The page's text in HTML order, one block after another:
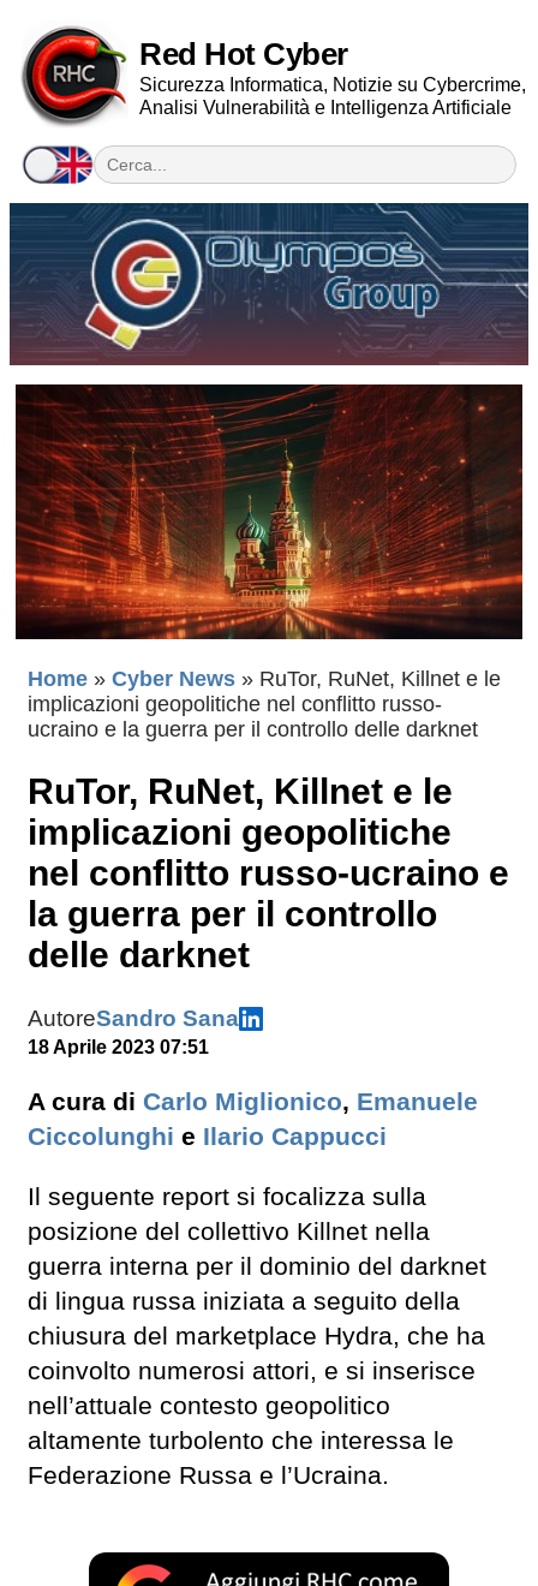
Red Hot Cyber
Sicurezza Informatica, Notizie su Cybercrime,
Analisi Vulnerabilità e Intelligenza Artificiale
Home » Cyber News » RuTor, RuNet, Killnet e le
implicazioni geopolitiche nel conflitto russo-
ucraino e la guerra per il controllo delle darknet
RuTor, RuNet, Killnet e le
implicazioni geopolitiche
nel conflitto russo-ucraino e
la guerra per il controllo
delle darknet
AutoreSandro Sana
18 Aprile 2023 07:51
A cura di Carlo Miglionico, Emanuele
Ciccolunghi e Ilario Cappucci
Il seguente report si focalizza sulla
posizione del collettivo Killnet nella
guerra interna per il dominio del darknet
di lingua russa iniziata a seguito della
chiusura del marketplace Hydra, che ha
coinvolto numerosi attori, e si inserisce
nell’attuale contesto geopolitico
altamente turbolento che interessa le
Federazione Russa e l’Ucraina.